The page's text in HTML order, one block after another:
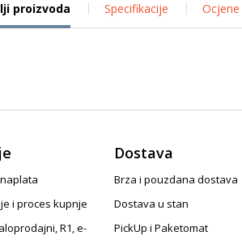
proizvoda Specifikacije Ocjene
i proces kupnje
R1, e-
Dostava
Brza i pouzdana dostava
Dostava u stan
PickUp i Paketomat